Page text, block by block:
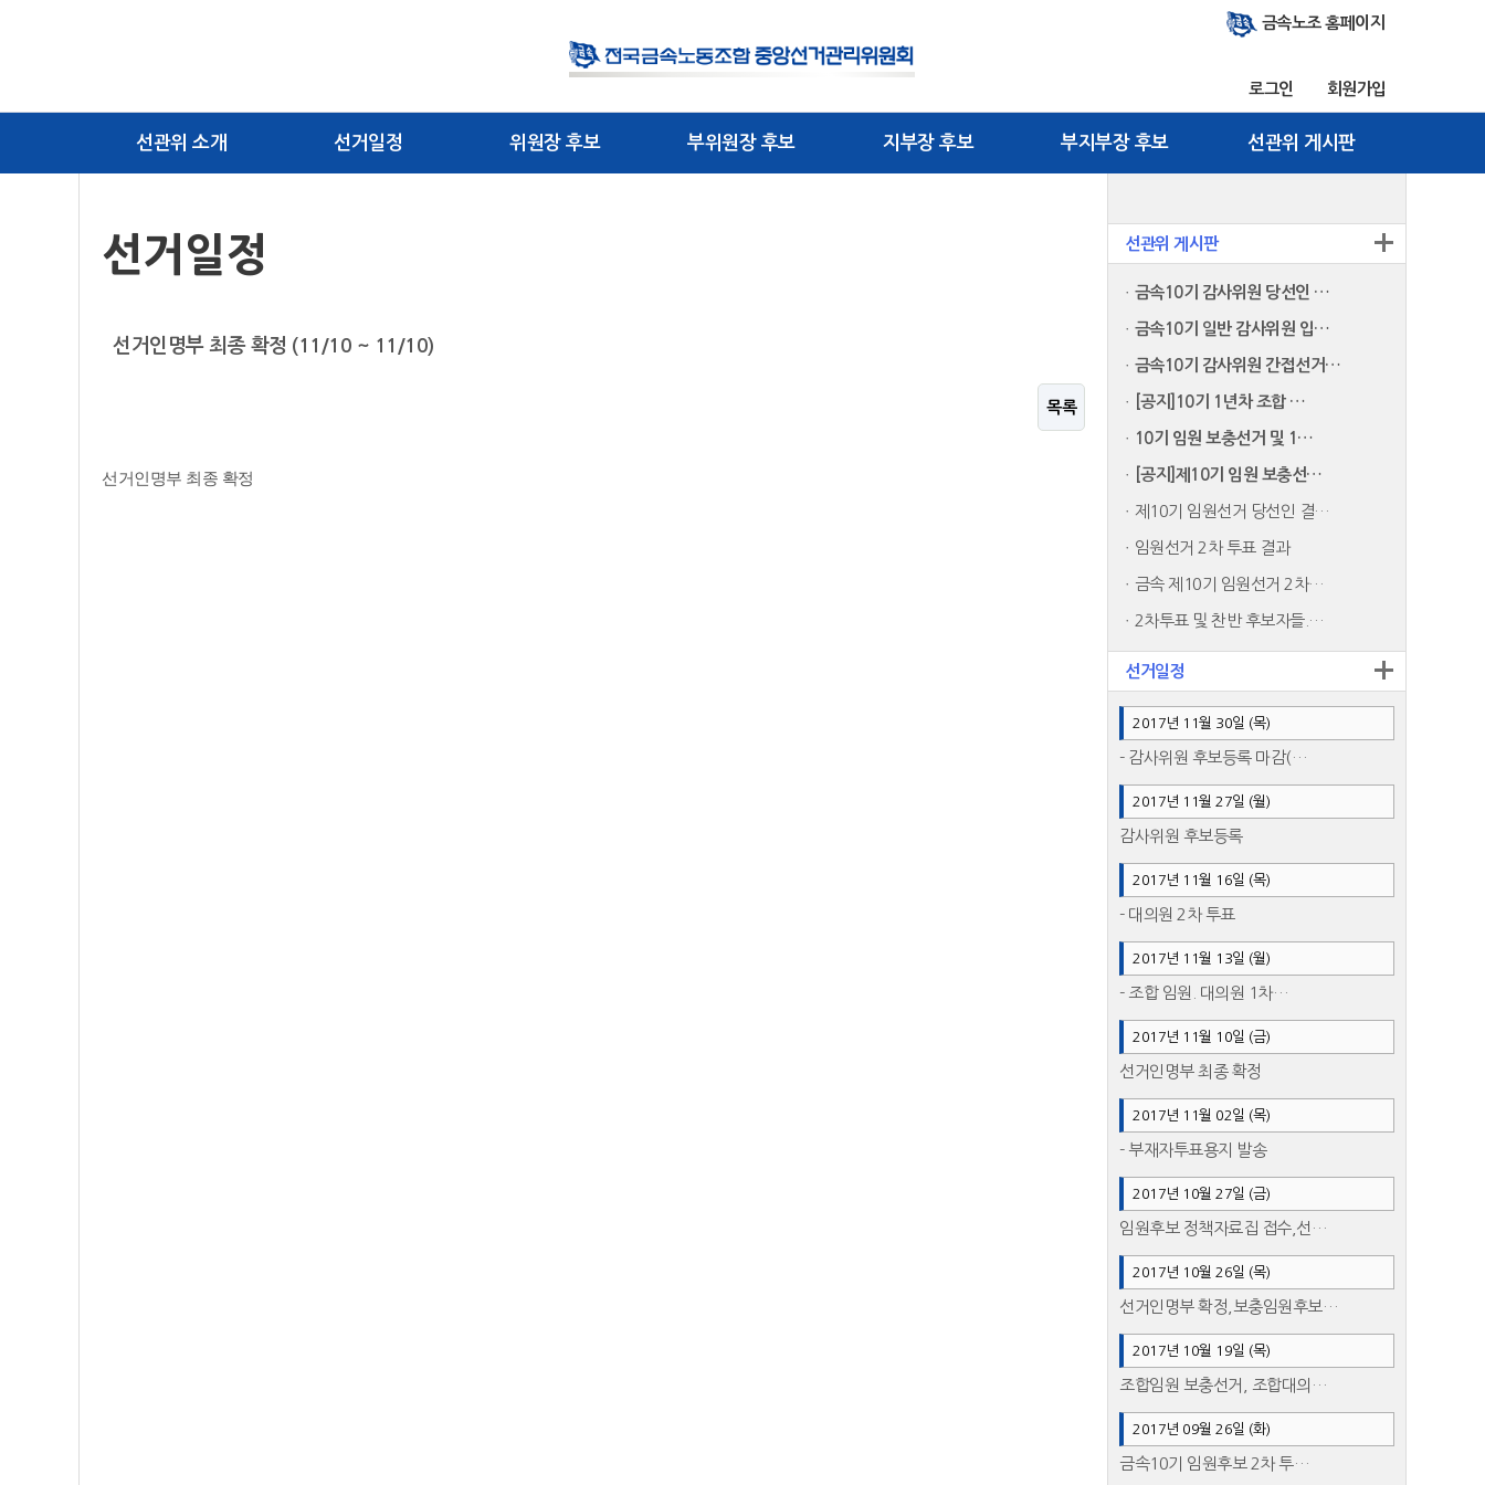
로그인 회원가입
금속노조 홈페이지
선관위 소개 선거일정 위원장 후보 부위원장 후보 지부장 후보 부지부장 후보 선관위 게시판
선관위 게시판
금속10기 감사위원 당선인 …
금속10기 일반 감사위원 입…
금속10기 감사위원 간접선거…
[공지]10기 1년차 조합 …
10기 임원 보충선거 및 1…
[공지]제10기 임원 보충선…
제10기 임원선거 당선인 결…
임원선거 2차 투표 결과
금속 제10기 임원선거 2차…
2차투표 및 찬반 후보자들.…
선거일정
2017년 11월 30일 (목)
- 감사위원 후보등록 마감(…
2017년 11월 27일 (월)
감사위원 후보등록
2017년 11월 16일 (목)
- 대의원 2차 투표
2017년 11월 13일 (월)
- 조합 임원. 대의원 1차…
2017년 11월 10일 (금)
선거인명부 최종 확정
2017년 11월 02일 (목)
- 부재자투표용지 발송
2017년 10월 27일 (금)
임원후보 정책자료집 접수,선…
2017년 10월 26일 (목)
선거인명부 확정,보충임원후보…
2017년 10월 19일 (목)
조합임원 보충선거, 조합대의…
2017년 09월 26일 (화)
금속10기 임원후보 2차 투…
선거일정
선거인명부 최종 확정 (11/10 ~ 11/10)
목록
선거인명부 최종 확정